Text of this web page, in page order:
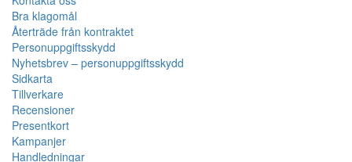
Bra klagomål
Återträde från kontraktet
Personuppgiftsskydd
Nyhetsbrev – personuppgiftsskydd
Sidkarta
Tillverkare
Recensioner
Presentkort
Kampanjer
Handledningar